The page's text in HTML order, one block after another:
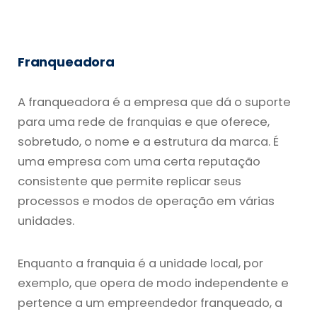
Franqueadora
A franqueadora é a empresa que dá o suporte
para uma rede de franquias e que oferece,
sobretudo, o nome e a estrutura da marca. É
uma empresa com uma certa reputação
consistente que permite replicar seus
processos e modos de operação em várias
unidades.
Enquanto a franquia é a unidade local, por
exemplo, que opera de modo independente e
pertence a um empreendedor franqueado, a